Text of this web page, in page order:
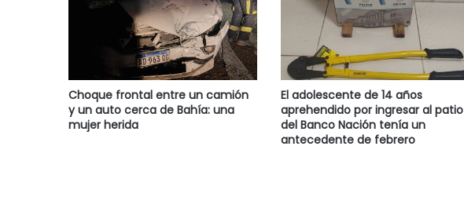
Choque frontal entre un camión
y un auto cerca de Bahía: una
mujer herida
El adolescente de 14 años
aprehendido por ingresar al patio
del Banco Nación tenía un
antecedente de febrero